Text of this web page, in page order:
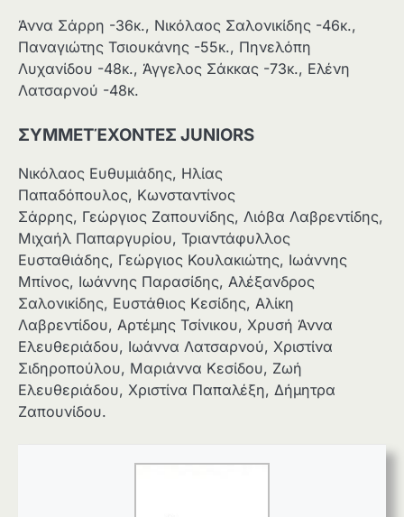
Άννα Σάρρη -36κ., Νικόλαος Σαλονικίδης -46κ.,
Παναγιώτης Τσιουκάνης -55κ., Πηνελόπη
Λυχανίδου -48κ., Άγγελος Σάκκας -73κ., Ελένη
Λατσαρνού -48κ.
ΣΥΜΜΕΤΈΧΟΝΤΕΣ JUNIORS
Νικόλαος Ευθυμιάδης, Ηλίας
Παπαδόπουλος, Κωνσταντίνος
Σάρρης, Γεώργιος Ζαπουνίδης, Λιόβα Λαβρεντίδης,
Μιχαήλ Παπαργυρίου, Τριαντάφυλλος
Ευσταθιάδης, Γεώργιος Κουλακιώτης, Ιωάννης
Μπίνος, Ιωάννης Παρασίδης, Αλέξανδρος
Σαλονικίδης, Ευστάθιος Κεσίδης, Αλίκη
Λαβρεντίδου, Αρτέμης Τσίνικου, Χρυσή Άννα
Ελευθεριάδου, Ιωάννα Λατσαρνού, Χριστίνα
Σιδηροπούλου, Μαριάννα Κεσίδου, Ζωή
Ελευθεριάδου, Χριστίνα Παπαλέξη, Δήμητρα
Ζαπουνίδου.